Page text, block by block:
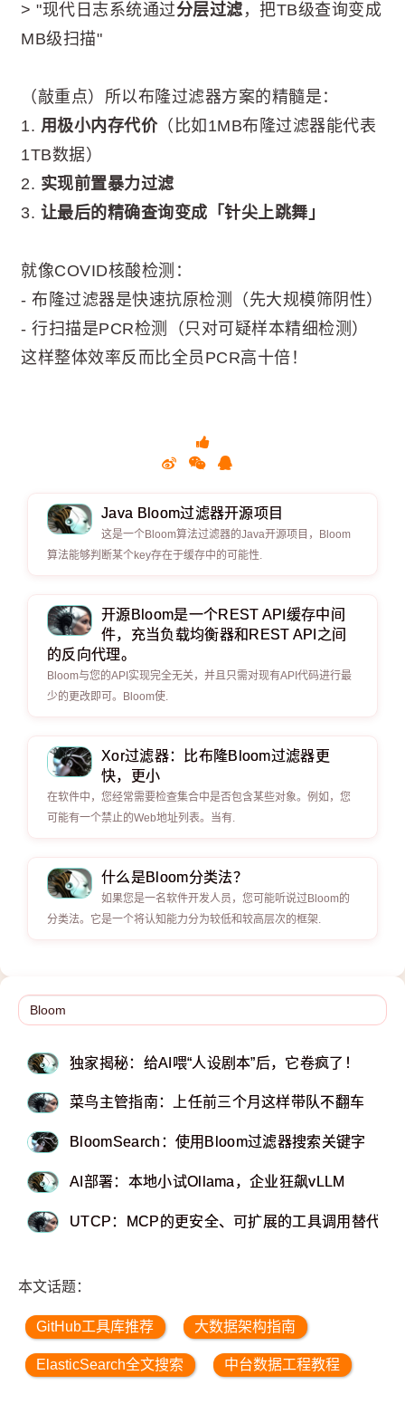
> "现代日志系统通过分层过滤 ，把TB级查询变成
MB级扫描"
（敲重点）所以布隆过滤器方案的精髓是：
1. 用极小内存代价（比如1MB布隆过滤器能代表
1TB数据）
2. 实现前置暴力过滤
3. 让最后的精确查询变成「针尖上跳舞」
就像COVID核酸检测：
- 布隆过滤器是快速抗原检测（先大规模筛阴性）
- 行扫描是PCR检测（只对可疑样本精细检测）
这样整体效率反而比全员PCR高十倍！
Java Bloom过滤器开源项目
这是一个Bloom算法过滤器的Java开源项目，Bloom
算法能够判断某个key存在于缓存中的可能性.
开源Bloom是一个REST API缓存中间
件，充当负载均衡器和REST API之间
的反向代理。
Bloom与您的API实现完全无关，并且只需对现有API代码进行最
少的更改即可。Bloom使.
Xor过滤器：比布隆Bloom过滤器更
快，更小
在软件中，您经常需要检查集合中是否包含某些对象。例如，您
可能有一个禁止的Web地址列表。当有.
什么是Bloom分类法？
如果您是一名软件开发人员，您可能听说过Bloom的
分类法。它是一个将认知能力分为较低和较高层次的框架.
独家揭秘：给AI喂“人设剧本”后，它卷疯了！
菜鸟主管指南：上任前三个月这样带队不翻车
BloomSearch：使用Bloom过滤器搜索关键字
AI部署：本地小试Ollama，企业狂飙vLLM
UTCP：MCP的更安全、可扩展的工具调用替代
本文话题：
GitHub工具库推荐 大数据架构指南
ElasticSearch全文搜索 中台数据工程教程